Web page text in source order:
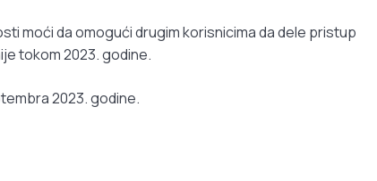
moći da omogući drugim korisnicima da dele pristup
tokom 2023. godine.
2023. godine.